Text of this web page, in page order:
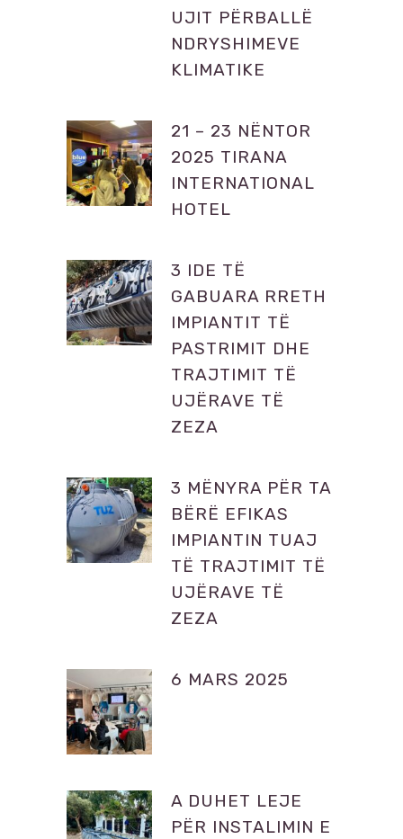
UJIT PËRBALLË
NDRYSHIMEVE
KLIMATIKE
21 – 23 NËNTOR
2025 TIRANA
INTERNATIONAL
HOTEL
3 IDE TË
GABUARA RRETH
IMPIANTIT TË
PASTRIMIT DHE
TRAJTIMIT TË
UJËRAVE TË
ZEZA
3 MËNYRA PËR TA
BËRË EFIKAS
IMPIANTIN TUAJ
TË TRAJTIMIT TË
UJËRAVE TË
ZEZA
6 MARS 2025
A DUHET LEJE
PËR INSTALIMIN E